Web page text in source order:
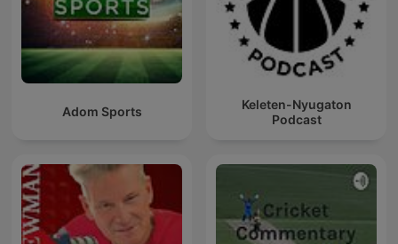
Adom Sports
Keleten-Nyugaton
Podcast